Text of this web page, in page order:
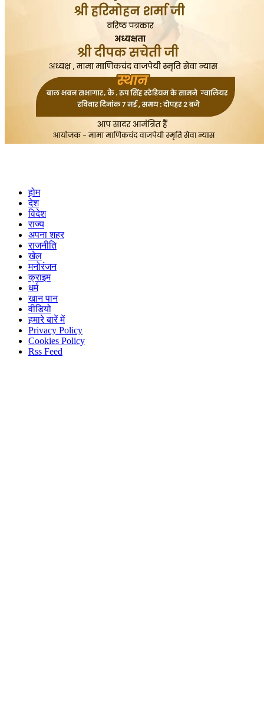
होम
देश
विदेश
राज्य
अपना शहर
राजनीति
खेल
मनोरंजन
क्राइम
धर्म
खान पान
वीडियो
हमारे बारें में
Privacy Policy
Cookies Policy
Rss Feed